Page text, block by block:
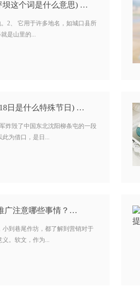
坝这个词是什么意思) …
2、 它用于许多地名，如城口县所
是山里的...
日是什么特殊节日) …
炸毁了中国东北沈阳柳条屯的一段
为借口，是日...
广注意哪些事情？…
到巷尾作坊，都了解到营销对于
。软文，作为...